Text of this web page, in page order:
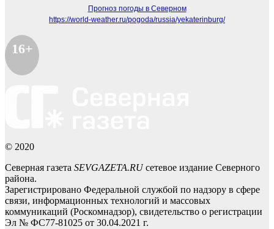
Прогноз погоды в Северном
https://world-weather.ru/pogoda/russia/yekaterinburg/
16+
© 2020
Северная газета SEVGAZETA.RUсетевое издание Северного
района.
Зарегистрировано Федеральной службой по надзору в сфере
связи, информационных технологий и массовых
коммуникаций (Роскомнадзор), свидетельство о регистрации
Эл № ФС77-81025 от 30.04.2021 г.